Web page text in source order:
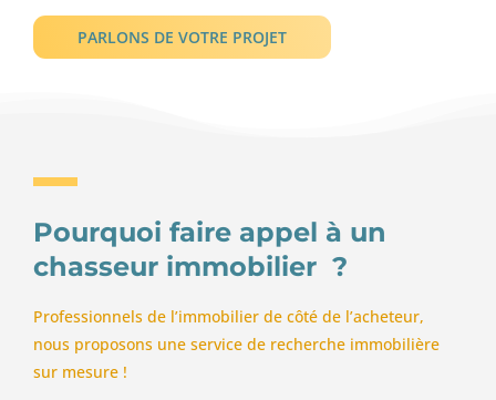
PARLONS DE VOTRE PROJET
Pourquoi faire appel à un
chasseur immobilier ?
Professionnels de l’immobilier de côté de l’acheteur,
nous proposons une service de recherche immobilière
sur mesure !